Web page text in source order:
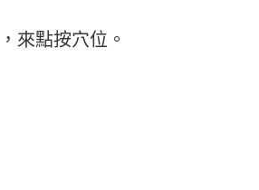
來點按穴位。